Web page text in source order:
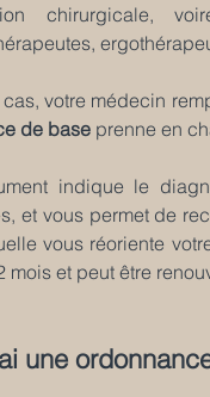
chirurgicale,
votre médecin
de base prenne en
indique le
et vous permet de
vous réoriente
mois et peut être
une